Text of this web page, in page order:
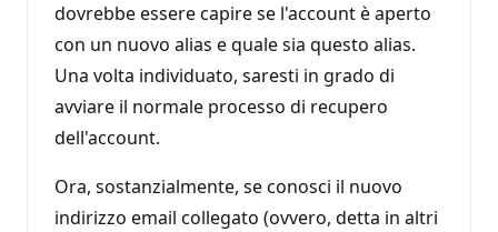
dovrebbe essere capire se l'account è aperto
con un nuovo alias e quale sia questo alias.
Una volta individuato, saresti in grado di
avviare il normale processo di recupero
dell'account.
Ora, sostanzialmente, se conosci il nuovo
indirizzo email collegato (ovvero, detta in altri